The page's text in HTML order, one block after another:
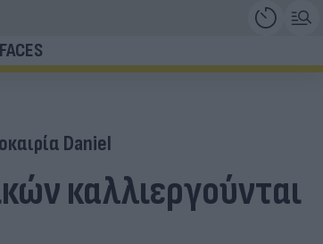
FACES
Daniel
καλλιεργούνται